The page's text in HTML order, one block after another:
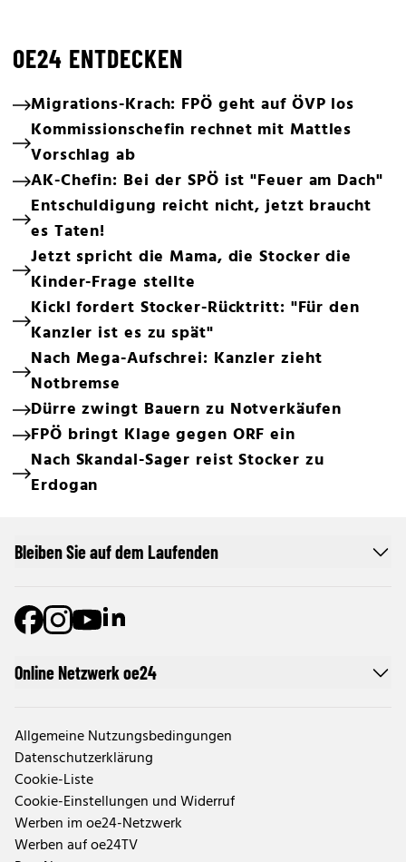
OE24 ENTDECKEN
Migrations-Krach: FPÖ geht auf ÖVP los
Kommissionschefin rechnet mit Mattles
Vorschlag ab
AK-Chefin: Bei der SPÖ ist "Feuer am Dach"
Entschuldigung reicht nicht, jetzt braucht
es Taten!
Jetzt spricht die Mama, die Stocker die
Kinder-Frage stellte
Kickl fordert Stocker-Rücktritt: "Für den
Kanzler ist es zu spät"
Nach Mega-Aufschrei: Kanzler zieht
Notbremse
Dürre zwingt Bauern zu Notverkäufen
FPÖ bringt Klage gegen ORF ein
Nach Skandal-Sager reist Stocker zu
Erdogan
Online Netzwerk oe24
Allgemeine Nutzungsbedingungen
Datenschutzerklärung
Cookie-Liste
Cookie-Einstellungen und Widerruf
Werben im oe24-Netzwerk
Werben auf oe24TV
Bleiben Sie auf dem Laufenden